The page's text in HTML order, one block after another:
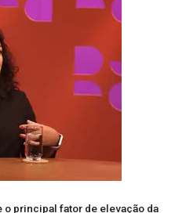
principal fator de elevação da